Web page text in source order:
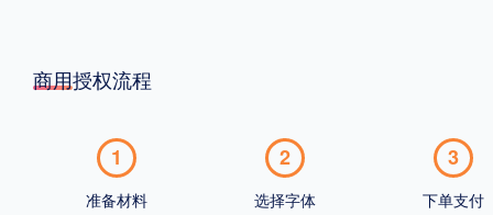
商用授权流程
1
准备材料
2
选择字体
3
下单支付